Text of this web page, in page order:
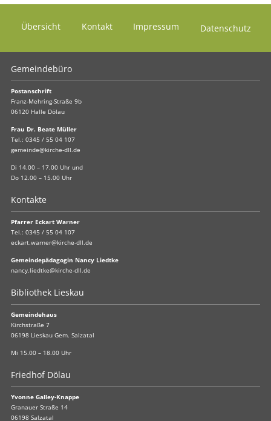
Übersicht Kontakt Impressum Datenschutz
Gemeindebüro
Postanschrift
Franz-Mehring-Straße 9b
06120 Halle Dölau
Frau Dr. Beate Müller
Tel.: 0345 / 55 04 107
gemeinde@kirche-dll.de
Di 14.00 – 17.00 Uhr und
Do 12.00 – 15.00 Uhr
Kontakte
Pfarrer Eckart Warner
Tel.: 0345 / 55 04 107
eckart.warner@kirche-dll.de
Gemeindepädagogin Nancy Liedtke
nancy.liedtke@kirche-dll.de
Bibliothek Lieskau
Gemeindehaus
Kirchstraße 7
06198 Lieskau Gem. Salzatal
Mi 15.00 – 18.00 Uhr
Friedhof Dölau
Yvonne Galley-Knappe
Granauer Straße 14
06198 Salzatal